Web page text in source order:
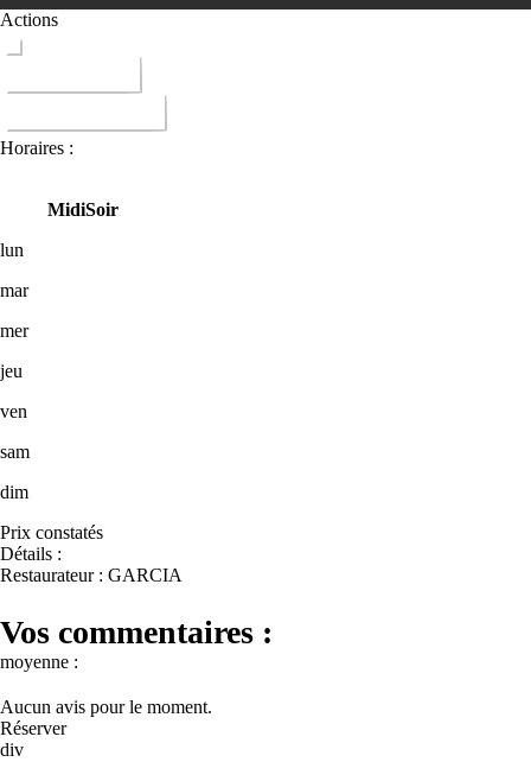
Actions
Horaires :
MidiSoir
lun
mar
mer
jeu
ven
sam
dim
Prix constatés
Détails :
Restaurateur : GARCIA
Vos commentaires :
moyenne :
Aucun avis pour le moment.
Réserver
div